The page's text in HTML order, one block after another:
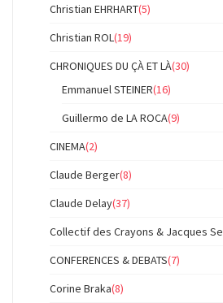
Christian EHRHART(5)
Christian ROL(19)
CHRONIQUES DU ÇÀ ET LÀ(30)
Emmanuel STEINER(16)
Guillermo de LA ROCA(9)
CINEMA(2)
Claude Berger(8)
Claude Delay(37)
Collectif des Crayons & Jacques
CONFERENCES & DEBATS(7)
Corine Braka(8)